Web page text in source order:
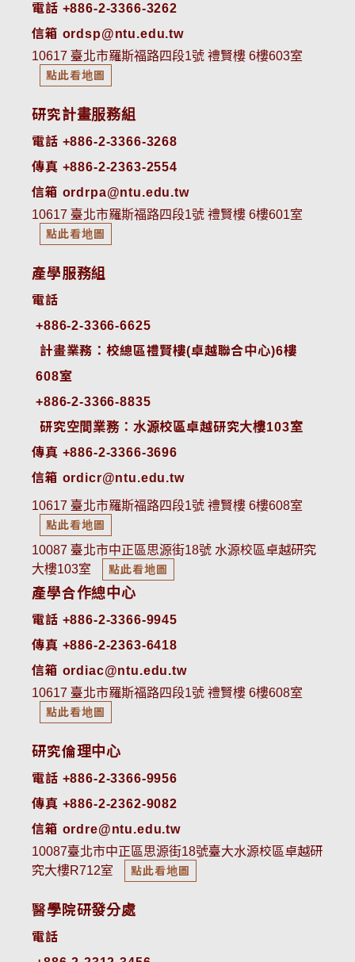
電話 +886-2-3366-3262
信箱 ordsp@ntu.edu.tw
10617 臺北市羅斯福路四段1號 禮賢樓 6樓603室
點此看地圖
研究計畫服務組
電話 +886-2-3366-3268
傳真 +886-2-2363-2554
信箱 ordrpa@ntu.edu.tw
10617 臺北市羅斯福路四段1號 禮賢樓 6樓601室
點此看地圖
產學服務組
電話
+886-2-3366-6625
計畫業務：校總區禮賢樓(卓越聯合中心)6樓
608室
+886-2-3366-8835
研究空間業務：水源校區卓越研究大樓103室
傳真 +886-2-3366-3696
信箱 ordicr@ntu.edu.tw
10617 臺北市羅斯福路四段1號 禮賢樓 6樓608室
點此看地圖
10087 臺北市中正區思源街18號 水源校區卓越研究
大樓103室
點此看地圖
產學合作總中心
電話 +886-2-3366-9945
傳真 +886-2-2363-6418
信箱 ordiac@ntu.edu.tw
10617 臺北市羅斯福路四段1號 禮賢樓 6樓608室
點此看地圖
研究倫理中心
電話 +886-2-3366-9956
傳真 +886-2-2362-9082
信箱 ordre@ntu.edu.tw
10087臺北市中正區思源街18號臺大水源校區卓越研
究大樓R712室
點此看地圖
醫學院研發分處
電話